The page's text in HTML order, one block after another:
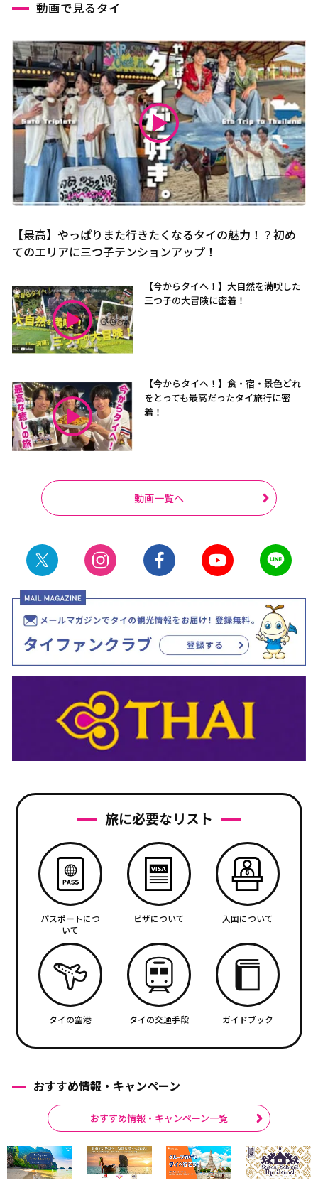
動画で見るタイ
【最高】やっぱりまた行きたくなるタイの魅力！？初め
てのエリアに三つ子テンションアップ！
【今からタイへ！】大自然を満喫した
三つ子の大冒険に密着！
【今からタイへ！】食・宿・景色どれ
をとっても最高だったタイ旅行に密
着！
動画一覧へ
旅に必要なリスト
パスポートにつ
いて
ビザについて 入国について
タイの空港 タイの交通手段 ガイドブック
おすすめ情報・キャンペーン
おすすめ情報・キャンペーン一覧